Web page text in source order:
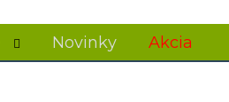
Novinky Akcia